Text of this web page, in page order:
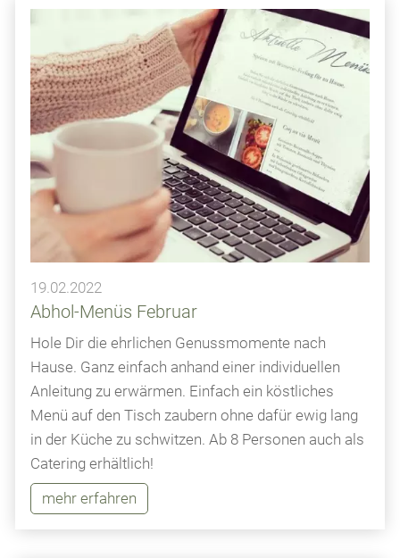
19.02.2022
Abhol-Menüs Februar
Hole Dir die ehrlichen Genussmomente nach
Hause. Ganz einfach anhand einer individuellen
Anleitung zu erwärmen. Einfach ein köstliches
Menü auf den Tisch zaubern ohne dafür ewig lang
in der Küche zu schwitzen. Ab 8 Personen auch als
Catering erhältlich!
mehr erfahren